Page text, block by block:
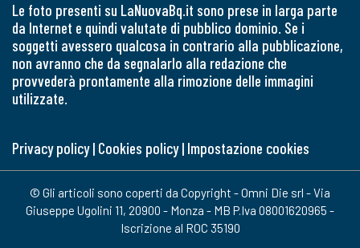
Le foto presenti su LaNuovaBq.it sono prese in larga parte
da Internet e quindi valutate di pubblico dominio. Se i
soggetti avessero qualcosa in contrario alla pubblicazione,
non avranno che da segnalarlo alla redazione che
provvederà prontamente alla rimozione delle immagini
utilizzate.
Privacy policy| Cookies policy| Impostazione cookies
© Gli articoli sono coperti da Copyright - Omni Die srl - Via
Giuseppe Ugolini 11, 20900 - Monza - MB P.Iva 08001620965 -
Iscrizione al ROC 35190